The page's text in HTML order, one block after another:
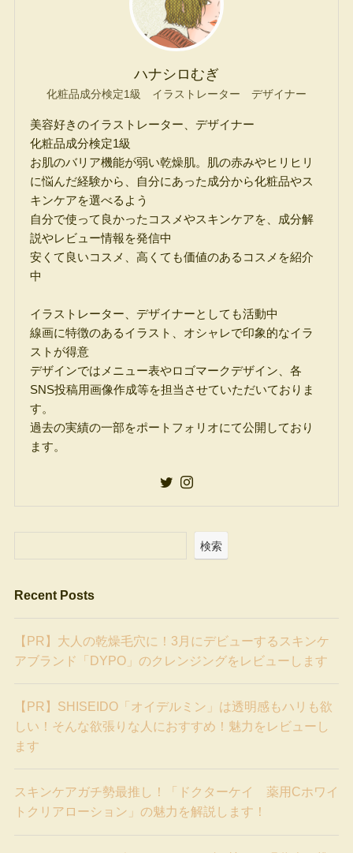
ハナシロむぎ
化粧品成分検定1級 イラストレーター デザイナー
美容好きのイラストレーター、デザイナー
化粧品成分検定1級
お肌のバリア機能が弱い乾燥肌。肌の赤みやヒリヒリ
に悩んだ経験から、自分にあった成分から化粧品やス
キンケアを選べるよう
自分で使って良かったコスメやスキンケアを、成分解
説やレビュー情報を発信中
安くて良いコスメ、高くても価値のあるコスメを紹介
中
イラストレーター、デザイナーとしても活動中
線画に特徴のあるイラスト、オシャレで印象的なイラ
ストが得意
デザインではメニュー表やロゴマークデザイン、各
SNS投稿用画像作成等を担当させていただいておりま
す。
過去の実績の一部をポートフォリオにて公開しており
ます。
検索
Recent Posts
【PR】大人の乾燥毛穴に！3月にデビューするスキンケ
アブランド「DYPO」のクレンジングをレビューします
【PR】SHISEIDO「オイデルミン」は透明感もハリも欲
しい！そんな欲張りな人におすすめ！魅力をレビューし
ます
スキンケアガチ勢最推し！「ドクターケイ 薬用Cホワイ
トクリアローション」の魅力を解説します！